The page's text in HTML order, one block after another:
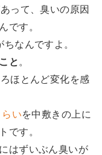
って、臭いの原因
です。
なんですよ。
と 。
ほとんど変化を感
いを中敷きの上に
です。
はずいぶん臭いが